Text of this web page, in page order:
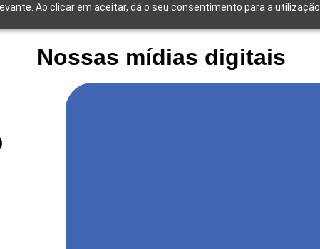
Ao clicar em aceitar, dá o seu consentimento para a utilização
Nossas mídias digitais